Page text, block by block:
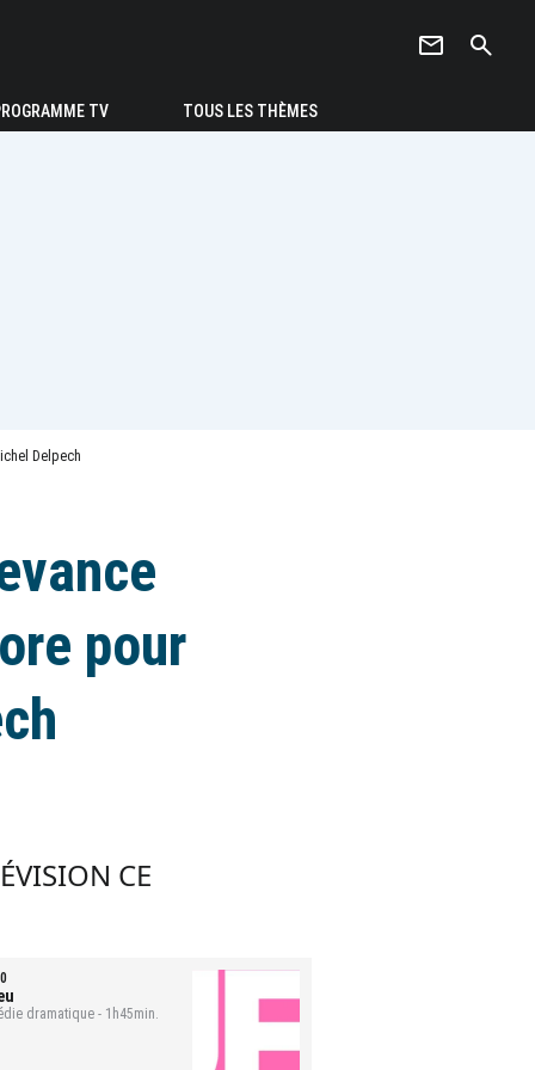
newsletter search
TV TOUS LES THÈMES
Delpech
pour
CE
dramatique - 1h45min.